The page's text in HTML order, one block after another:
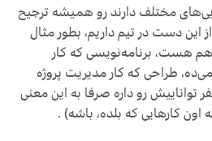
مختلف دارند رو همیشه ترجیح
این دست در تیم داریم، بطور مثال
هم هست، برنامه‌نویسی که کار
طراحی که کار مدیریت پروژه
تواناییش رو داره صرفا به این معنی
کارهایی که بلده، باشه) .